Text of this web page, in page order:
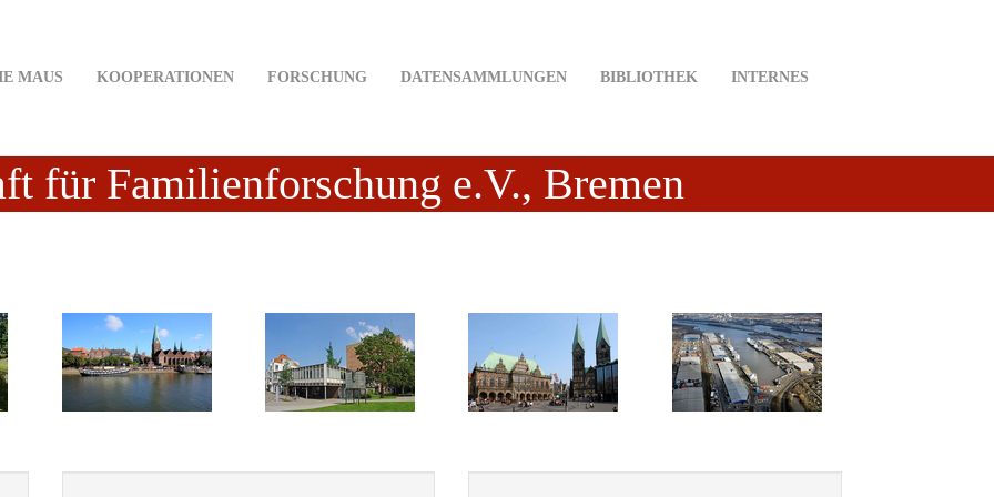
MAUS KOOPERATIONEN FORSCHUNG DATENSAMMLUNGEN BIBLIOTHEK INTERNES
für Familienforschung e.V., Bremen